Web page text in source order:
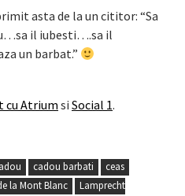
asta de la un cititor: “Sa
il iubesti….sa il
un barbat.”
cu Atrium si Social 1.
cadou barbati
ceas
la Mont Blanc
Lamprecht